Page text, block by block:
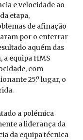
e velocidade ao
etapa,
de afinação
por o enterrar
aquém das
a equipa HMS
com
25.º lugar, o
a polémica
a liderança da
da equipa técnica